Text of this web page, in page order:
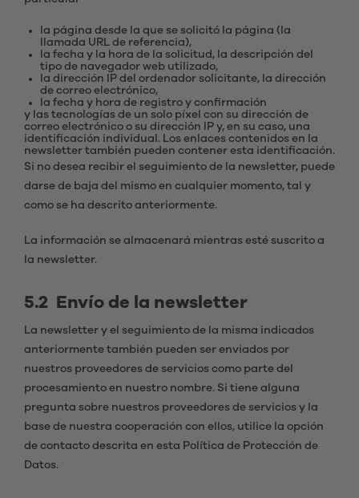
la página desde la que se solicitó la página (la
llamada URL de referencia),
la fecha y la hora de la solicitud, la descripción del
tipo de navegador web utilizado,
la dirección IP del ordenador solicitante, la dirección
de correo electrónico,
la fecha y hora de registro y confirmación
y las tecnologías de un solo píxel con su dirección de
correo electrónico o su dirección IP y, en su caso, una
identificación individual. Los enlaces contenidos en la
newsletter también pueden contener esta identificación.
Si no desea recibir el seguimiento de la newsletter, puede
darse de baja del mismo en cualquier momento, tal y
como se ha descrito anteriormente.
La información se almacenará mientras esté suscrito a
la newsletter.
5.2 Envío de la newsletter
La newsletter y el seguimiento de la misma indicados
anteriormente también pueden ser enviados por
nuestros proveedores de servicios como parte del
procesamiento en nuestro nombre. Si tiene alguna
pregunta sobre nuestros proveedores de servicios y la
base de nuestra cooperación con ellos, utilice la opción
de contacto descrita en esta Política de Protección de
Datos.